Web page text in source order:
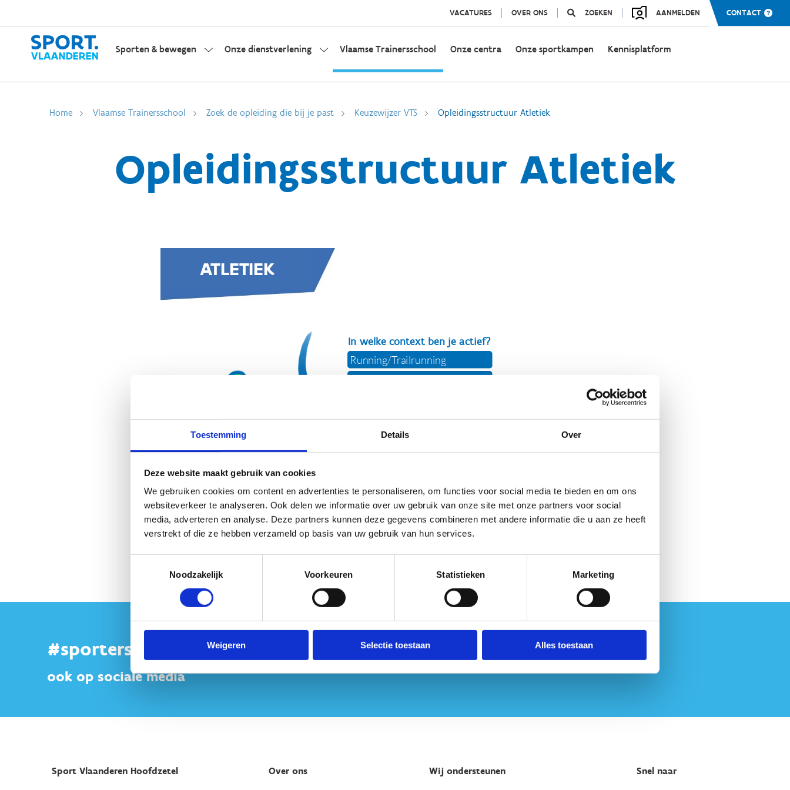
Toestemming Details Over
Deze website maakt gebruik van cookies
We gebruiken cookies om content en advertenties te personaliseren, om functies voor social media te bieden en om ons
websiteverkeer te analyseren. Ook delen we informatie over uw gebruik van onze site met onze partners voor social
media, adverteren en analyse. Deze partners kunnen deze gegevens combineren met andere informatie die u aan ze heeft
verstrekt of die ze hebben verzameld op basis van uw gebruik van hun services.
Noodzakelijk
Voorkeuren Statistieken Marketing
Weigeren Selectie toestaan Alles toestaan
VACATURES OVER ONS ZOEKEN AANMELDEN CONTACT
Sporten & bewegen Onze dienstverlening Vlaamse Trainersschool Onze centra Onze sportkampen Kennisplatform
Home Vlaamse Trainersschool Zoek de opleiding die bij je past Keuzewijzer VTS Opleidingsstructuur Atletiek
Opleidingsstructuur Atletiek
#sportersbelevenmeer
ook op sociale media
Sport Vlaanderen Hoofdzetel Over ons Wij ondersteunen Snel naar